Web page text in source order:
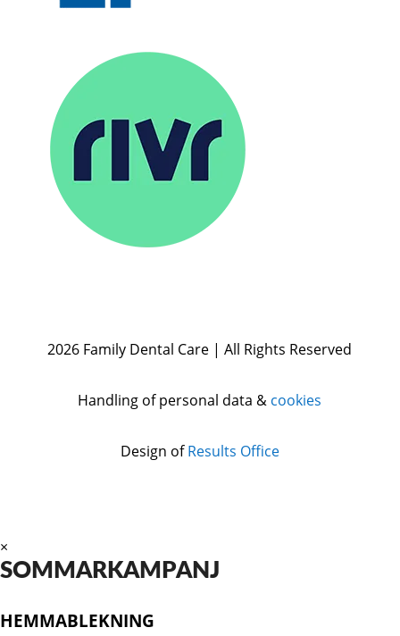
2026 Family Dental Care | All Rights Reserved
Handling of personal data & cookies
Design ofResults Office
×
SOMMARKAMPANJ
HEMMABLEKNING